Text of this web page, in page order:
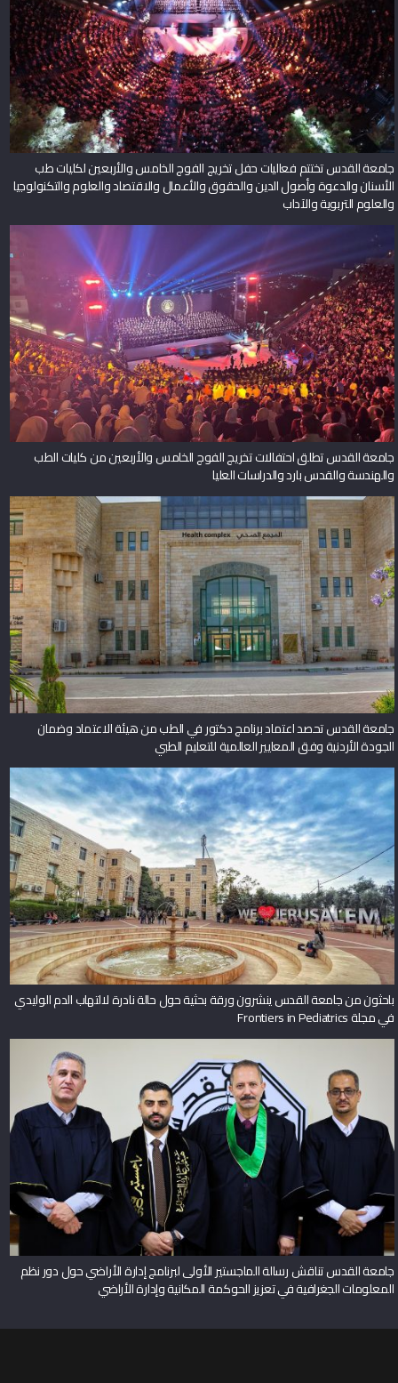
جامعة القدس تختتم فعاليات حفل تخريج الفوج الخامس والأربعين لكليات طب
الأسنان والدعوة وأصول الدين والحقوق والأعمال والاقتصاد والعلوم والتكنولوجيا
والعلوم التربوية والآداب
جامعة القدس تطلق احتفالات تخريج الفوج الخامس والأربعين من كليات الطب
والهندسة والقدس بارد والدراسات العليا
جامعة القدس تحصد اعتماد برنامج دكتور في الطب من هيئة الاعتماد وضمان
الجودة الأردنية وفق المعايير العالمية للتعليم الطبي
باحثون من جامعة القدس ينشرون ورقة بحثية حول حالة نادرة لالتهاب الدم الوليدي
في مجلة Frontiers in Pediatrics
جامعة القدس تناقش رسالة الماجستير الأولى لبرنامج إدارة الأراضي حول دور نظم
المعلومات الجغرافية في تعزيز الحوكمة المكانية وإدارة الأراضي